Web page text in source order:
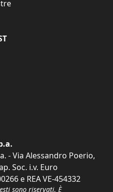
- Via Alessandro Poerio,
Soc. i.v. Euro
e REA VE-454332
sono riservati. È